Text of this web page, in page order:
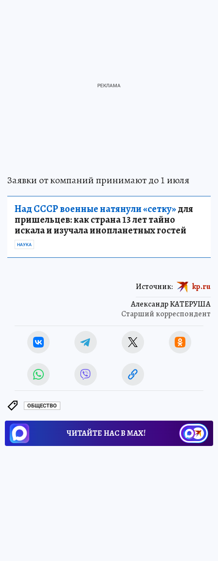
Заявки от компаний принимают до 1 июля
Над СССР военные натянули «сетку»для
пришельцев: как страна 13 лет тайно
искала и изучала инопланетных гостей
НАУКА
Александр КАТЕРУША
Старший корреспондент
Источник: kp.ru
ОБЩЕСТВО
ЧИТАЙТЕ НАС В МАХ!